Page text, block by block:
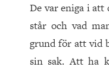
De var eniga i
står och vad
grund för att vid
sin sak. Att ha